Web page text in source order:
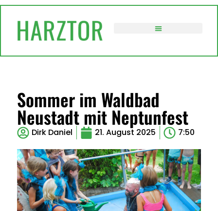
Sommer im Waldbad
Neustadt mit Neptunfest
Dirk Daniel 21. August 2025 7:50